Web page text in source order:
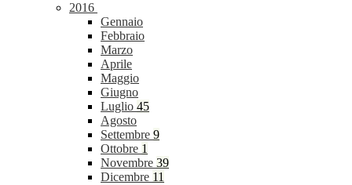
2016
Gennaio
Febbraio
Marzo
Aprile
Maggio
Giugno
Luglio 45
Agosto
Settembre 9
Ottobre 1
Novembre 39
Dicembre 11